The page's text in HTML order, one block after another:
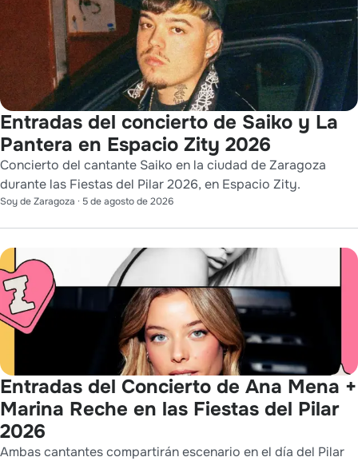
Entradas del concierto de Saiko y La
Pantera en Espacio Zity 2026
Concierto del cantante Saiko en la ciudad de Zaragoza
durante las Fiestas del Pilar 2026, en Espacio Zity.
Soy de Zaragoza · 5 de agosto de 2026
Entradas del Concierto de Ana Mena +
Marina Reche en las Fiestas del Pilar
2026
Ambas cantantes compartirán escenario en el día del Pilar